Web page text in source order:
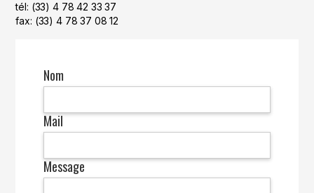
tél: (33) 4 78 42 33 37
fax: (33) 4 78 37 08 12
Nom
Mail
Message